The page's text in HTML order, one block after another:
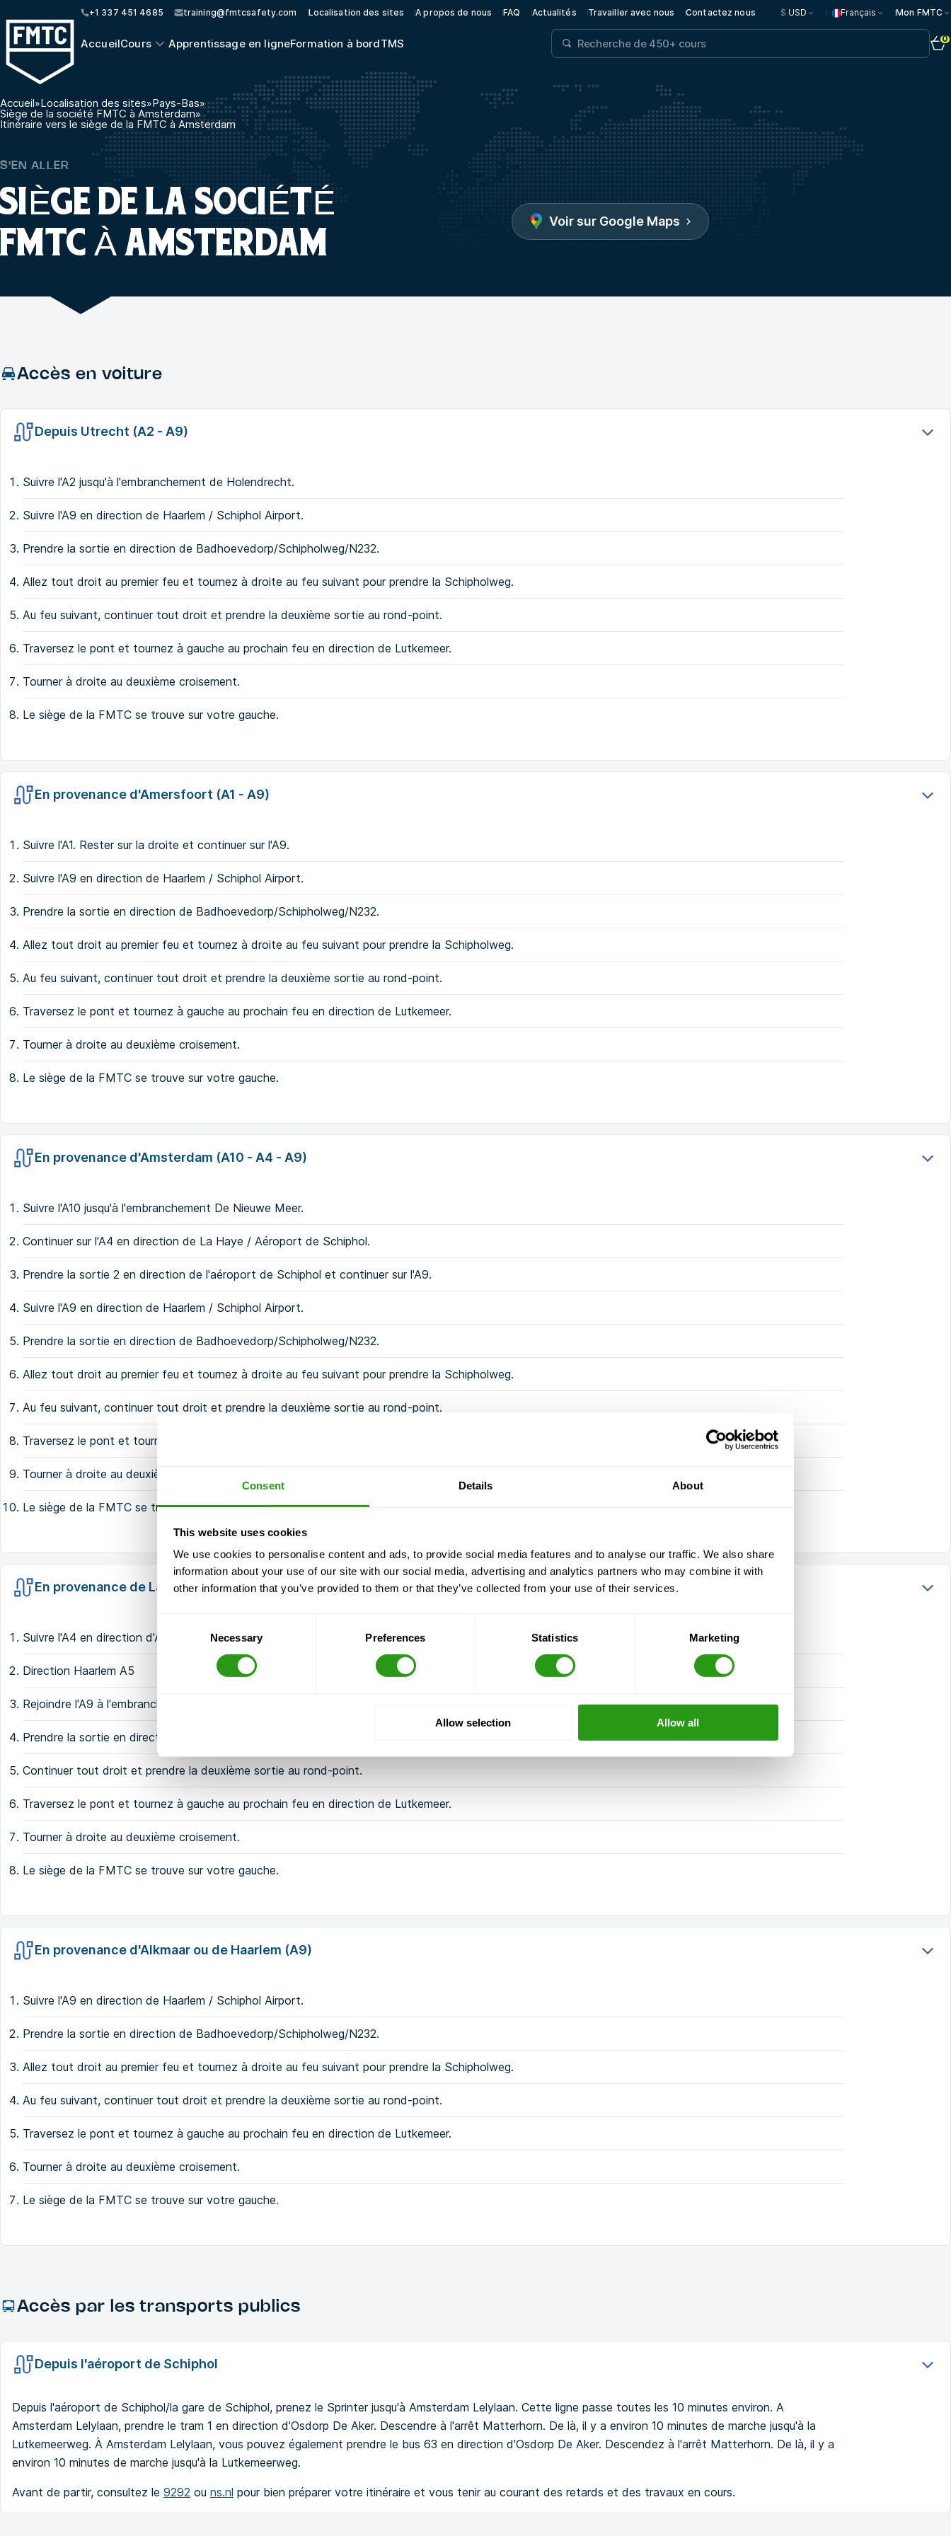
Consent Details About
This website uses cookies
We use cookies to personalise content and ads, to provide social media features and to analyse our traffic. We also share
information about your use of our site with our social media, advertising and analytics partners who may combine it with
other information that you’ve provided to them or that they’ve collected from your use of their services.
Selection
Necessary Preferences Statistics Marketing
Allow selection Allow all
+1 337 451 4685 training@fmtcsafety.com Localisation des sites A propos de nous FAQ Actualités Travailler avec nous Contactez nous $ USD Français Mon FMTC
AccueilCours Apprentissage en ligneFormation à bordTMS 0
Accueil»Localisation des sites»Pays-Bas»
Siège de la société FMTC à Amsterdam»
Itinéraire vers le siège de la FMTC à Amsterdam
S'EN ALLER
SIÈGE DE LA SOCIÉTÉ
FMTC À AMSTERDAM
Voir sur Google Maps
Accès en voiture
Depuis Utrecht (A2 - A9)
Suivre l'A2 jusqu'à l'embranchement de Holendrecht.
Suivre l'A9 en direction de Haarlem / Schiphol Airport.
Prendre la sortie en direction de Badhoevedorp/Schipholweg/N232.
Allez tout droit au premier feu et tournez à droite au feu suivant pour prendre la Schipholweg.
Au feu suivant, continuer tout droit et prendre la deuxième sortie au rond-point.
Traversez le pont et tournez à gauche au prochain feu en direction de Lutkemeer.
Tourner à droite au deuxième croisement.
Le siège de la FMTC se trouve sur votre gauche.
En provenance d'Amersfoort (A1 - A9)
Suivre l'A1. Rester sur la droite et continuer sur l'A9.
Suivre l'A9 en direction de Haarlem / Schiphol Airport.
Prendre la sortie en direction de Badhoevedorp/Schipholweg/N232.
Allez tout droit au premier feu et tournez à droite au feu suivant pour prendre la Schipholweg.
Au feu suivant, continuer tout droit et prendre la deuxième sortie au rond-point.
Traversez le pont et tournez à gauche au prochain feu en direction de Lutkemeer.
Tourner à droite au deuxième croisement.
Le siège de la FMTC se trouve sur votre gauche.
En provenance d'Amsterdam (A10 - A4 - A9)
Suivre l'A10 jusqu'à l'embranchement De Nieuwe Meer.
Continuer sur l'A4 en direction de La Haye / Aéroport de Schiphol.
Prendre la sortie 2 en direction de l'aéroport de Schiphol et continuer sur l'A9.
Suivre l'A9 en direction de Haarlem / Schiphol Airport.
Prendre la sortie en direction de Badhoevedorp/Schipholweg/N232.
Allez tout droit au premier feu et tournez à droite au feu suivant pour prendre la Schipholweg.
Au feu suivant, continuer tout droit et prendre la deuxième sortie au rond-point.
Traversez le pont et tournez à gauche au prochain feu en direction de Lutkemeer.
Tourner à droite au deuxième croisement.
Le siège de la FMTC se trouve sur votre gauche.
En provenance de La Haye ou de Leyde (A4)
Suivre l'A4 en direction d'Amsterdam.
Direction Haarlem A5
Rejoindre l'A9 à l'embranchement Raasdorp
Prendre la sortie en direction de Badhoevedorp/Schipholweg/N232.
Continuer tout droit et prendre la deuxième sortie au rond-point.
Traversez le pont et tournez à gauche au prochain feu en direction de Lutkemeer.
Tourner à droite au deuxième croisement.
Le siège de la FMTC se trouve sur votre gauche.
En provenance d'Alkmaar ou de Haarlem (A9)
Suivre l'A9 en direction de Haarlem / Schiphol Airport.
Prendre la sortie en direction de Badhoevedorp/Schipholweg/N232.
Allez tout droit au premier feu et tournez à droite au feu suivant pour prendre la Schipholweg.
Au feu suivant, continuer tout droit et prendre la deuxième sortie au rond-point.
Traversez le pont et tournez à gauche au prochain feu en direction de Lutkemeer.
Tourner à droite au deuxième croisement.
Le siège de la FMTC se trouve sur votre gauche.
Accès par les transports publics
Depuis l'aéroport de Schiphol
Depuis l'aéroport de Schiphol/la gare de Schiphol, prenez le Sprinter jusqu'à Amsterdam Lelylaan. Cette ligne passe toutes les 10 minutes environ. A
Amsterdam Lelylaan, prendre le tram 1 en direction d'Osdorp De Aker. Descendre à l'arrêt Matterhorn. De là, il y a environ 10 minutes de marche jusqu'à la
Lutkemeerweg. À Amsterdam Lelylaan, vous pouvez également prendre le bus 63 en direction d'Osdorp De Aker. Descendez à l'arrêt Matterhorn. De là, il y a
environ 10 minutes de marche jusqu'à la Lutkemeerweg.
Avant de partir, consultez le 9292 ou ns.nl pour bien préparer votre itinéraire et vous tenir au courant des retards et des travaux en cours.